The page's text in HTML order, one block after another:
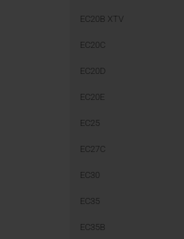
EC20B XTV
EC20C
EC20D
EC20E
EC25
EC27C
EC30
EC35
EC35B